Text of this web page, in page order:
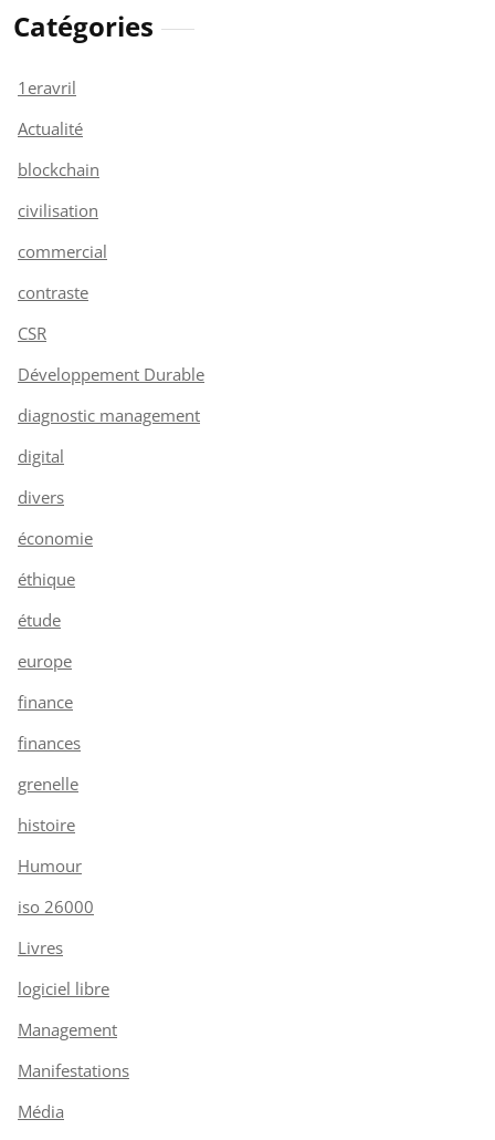
Catégories
1eravril
Actualité
blockchain
civilisation
commercial
contraste
CSR
Développement Durable
diagnostic management
digital
divers
économie
éthique
étude
europe
finance
finances
grenelle
histoire
Humour
iso 26000
Livres
logiciel libre
Management
Manifestations
Média